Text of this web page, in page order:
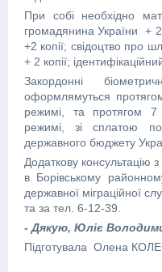
При собі необхідно
громадянина України + 2
+2 копії; свідоцтво про
+ 2 копії;
Закордонні
оформлямуться
режимі, та протягом 7
режимі, зі сплатою
державного бюджету
Додаткову консультацію
в Борівському
державної міграційної
та за тел. 6-12-39.
- Дякую, Юліє
Підготувала Олена